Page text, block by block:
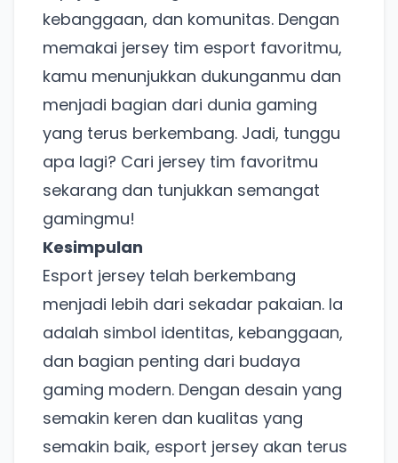
kebanggaan, dan komunitas. Dengan
memakai jersey tim esport favoritmu,
kamu menunjukkan dukunganmu dan
menjadi bagian dari dunia gaming
yang terus berkembang. Jadi, tunggu
apa lagi? Cari jersey tim favoritmu
sekarang dan tunjukkan semangat
gamingmu!
Kesimpulan
Esport jersey telah berkembang
menjadi lebih dari sekadar pakaian. Ia
adalah simbol identitas, kebanggaan,
dan bagian penting dari budaya
gaming modern. Dengan desain yang
semakin keren dan kualitas yang
semakin baik, esport jersey akan terus
Ada Website Baru!
Khusus untuk kamu yang mau coba
Punya website SMM baru nih! Coba BulkFame
untuk pengalaman lebih baik.
Tanpa daftar ulang, gratis dicoba. Kamu tetap bisa